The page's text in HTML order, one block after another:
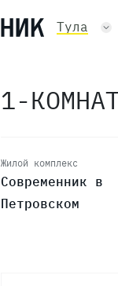
Тула
1-
Жилой комплекс
Современник в
Петровском